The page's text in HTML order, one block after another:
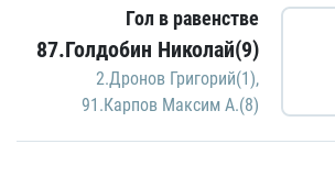
Гол в равенстве
87.Голдобин Николай(9)
2.Дронов Григорий(1),
91.Карпов Максим А.(8)